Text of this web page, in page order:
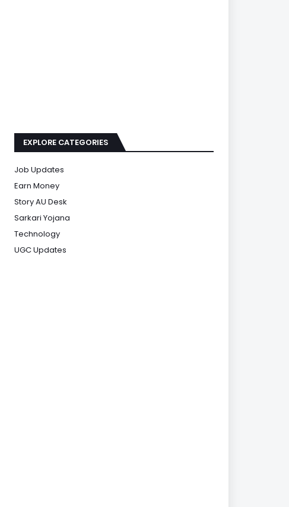
EXPLORE CATEGORIES
Job Updates
Earn Money
Story AU Desk
Sarkari Yojana
Technology
UGC Updates